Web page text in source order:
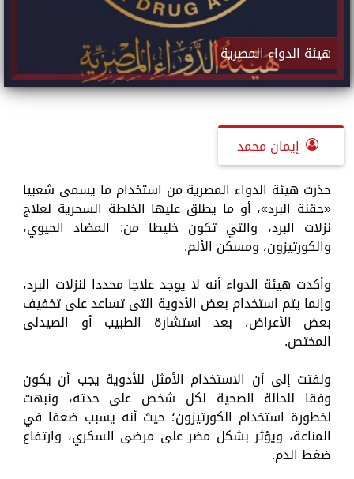
هيئة الدواء المصرية
إيمان محمد
حذرت هيئة الدواء المصرية من استخدام ما يسمى شعبيا
«حقنة البرد»، أو ما يطلق عليها الخلطة السحرية لعلاج
نزلات البرد، والتي تكون خليطا من: المضاد الحيوي،
والكورتيزون، ومسكن الألم.
وأكدت هيئة الدواء أنه لا يوجد علاجا محددا لنزلات البرد،
وإنما يتم استخدام بعض الأدوية التى تساعد على تخفيف
بعض الأعراض، بعد استشارة الطبيب أو الصيدلى
المختص.
ولفتت إلى أن الاستخدام الأمثل للأدوية يجب أن يكون
وفقا للحالة الصحية لكل شخص على حدته، ونبهت
لخطورة استخدام الكورتيزون؛ حيث أنه يسبب ضعفا في
المناعة، ويؤثر بشكل مضر على مرضى السكري، وارتفاع
ضغط الدم.